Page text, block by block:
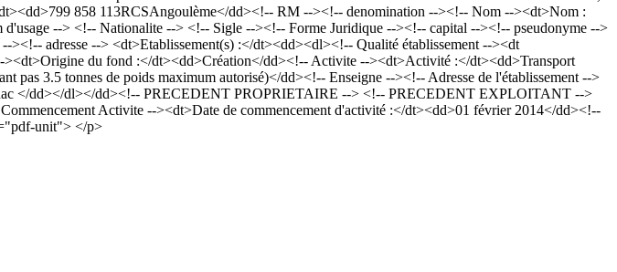
858 113RCSAngoulème</dd><!-- RM --><!-- denomination --><!-- Nom --><dt>Nom :
--> <!-- Nationalite --> <!-- Sigle --><!-- Forme Juridique --><!-- capital --><!-- pseudonyme -->
adresse --> <dt>Etablissement(s) :</dt><dd><dl><!-- Qualité établissement --><dt
du fond :</dt><dd>Création</dd><!-- Activite --><dt>Activité :</dt><dd>Transport
pas 3.5 tonnes de poids maximum autorisé)</dd><!-- Enseigne --><!-- Adresse de l'établissement -->
</dd></dl></dd><!-- PRECEDENT PROPRIETAIRE --> <!-- PRECEDENT EXPLOITANT -->
Activite --><dt>Date de commencement d'activité :</dt><dd>01 février 2014</dd><!--
unit"> </p>